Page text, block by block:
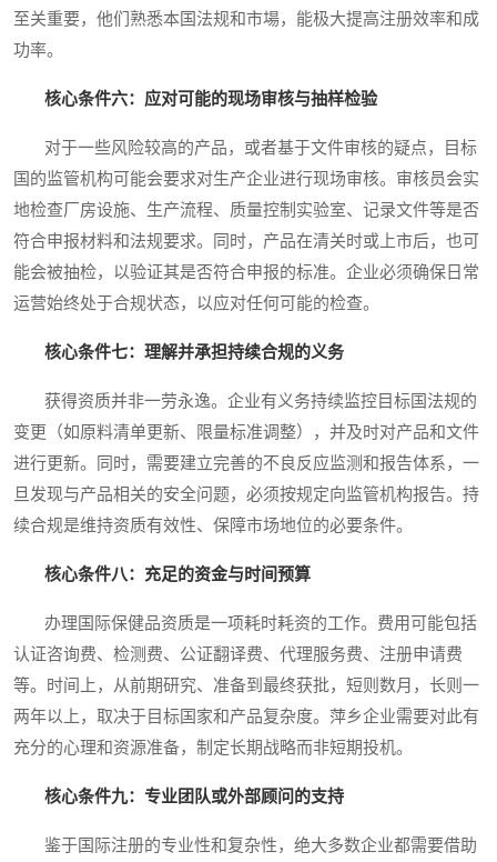
至关重要，他们熟悉本国法规和市場，能极大提高注册效率和成
功率。
核心条件六：应对可能的现场审核与抽样检验
对于一些风险较高的产品，或者基于文件审核的疑点，目标
国的监管机构可能会要求对生产企业进行现场审核。审核员会实
地检查厂房设施、生产流程、质量控制实验室、记录文件等是否
符合申报材料和法规要求。同时，产品在清关时或上市后，也可
能会被抽检，以验证其是否符合申报的标准。企业必须确保日常
运营始终处于合规状态，以应对任何可能的检查。
核心条件七：理解并承担持续合规的义务
获得资质并非一劳永逸。企业有义务持续监控目标国法规的
变更（如原料清单更新、限量标准调整），并及时对产品和文件
进行更新。同时，需要建立完善的不良反应监测和报告体系，一
旦发现与产品相关的安全问题，必须按规定向监管机构报告。持
续合规是维持资质有效性、保障市场地位的必要条件。
核心条件八：充足的资金与时间预算
办理国际保健品资质是一项耗时耗资的工作。费用可能包括
认证咨询费、检测费、公证翻译费、代理服务费、注册申请费
等。时间上，从前期研究、准备到最终获批，短则数月，长则一
两年以上，取决于目标国家和产品复杂度。萍乡企业需要对此有
充分的心理和资源准备，制定长期战略而非短期投机。
核心条件九：专业团队或外部顾问的支持
鉴于国际注册的专业性和复杂性，绝大多数企业都需要借助